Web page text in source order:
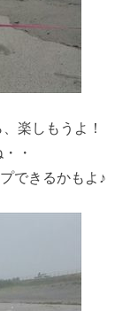
楽しもうよ！
・
できるかもよ♪